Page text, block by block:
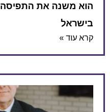
הוא משנה את התפיסה
בישראל
קרא עוד »